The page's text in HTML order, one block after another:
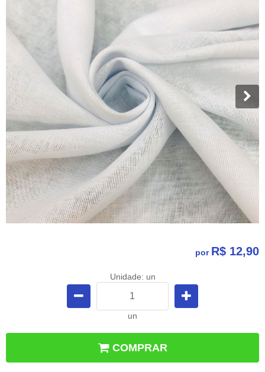
por R$ 12,90
Unidade: un
un
COMPRAR